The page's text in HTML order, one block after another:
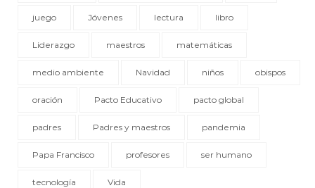
juego Jóvenes lectura libro
Liderazgo maestros matemáticas
medio ambiente Navidad niños obispos
oración Pacto Educativo pacto global
padres Padres y maestros pandemia
Papa Francisco profesores ser humano
tecnología Vida